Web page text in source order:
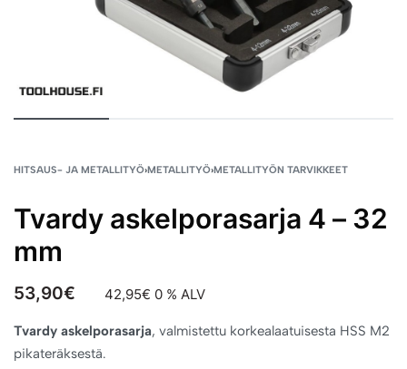
HITSAUS- JA METALLITYÖ›METALLITYÖ›METALLITYÖN TARVIKKEET
Tvardy askelporasarja 4 – 32
mm
53,90€ 42,95€ 0 % ALV
Tvardy askelporasarja, valmistettu korkealaatuisesta HSS M2
pikateräksestä.